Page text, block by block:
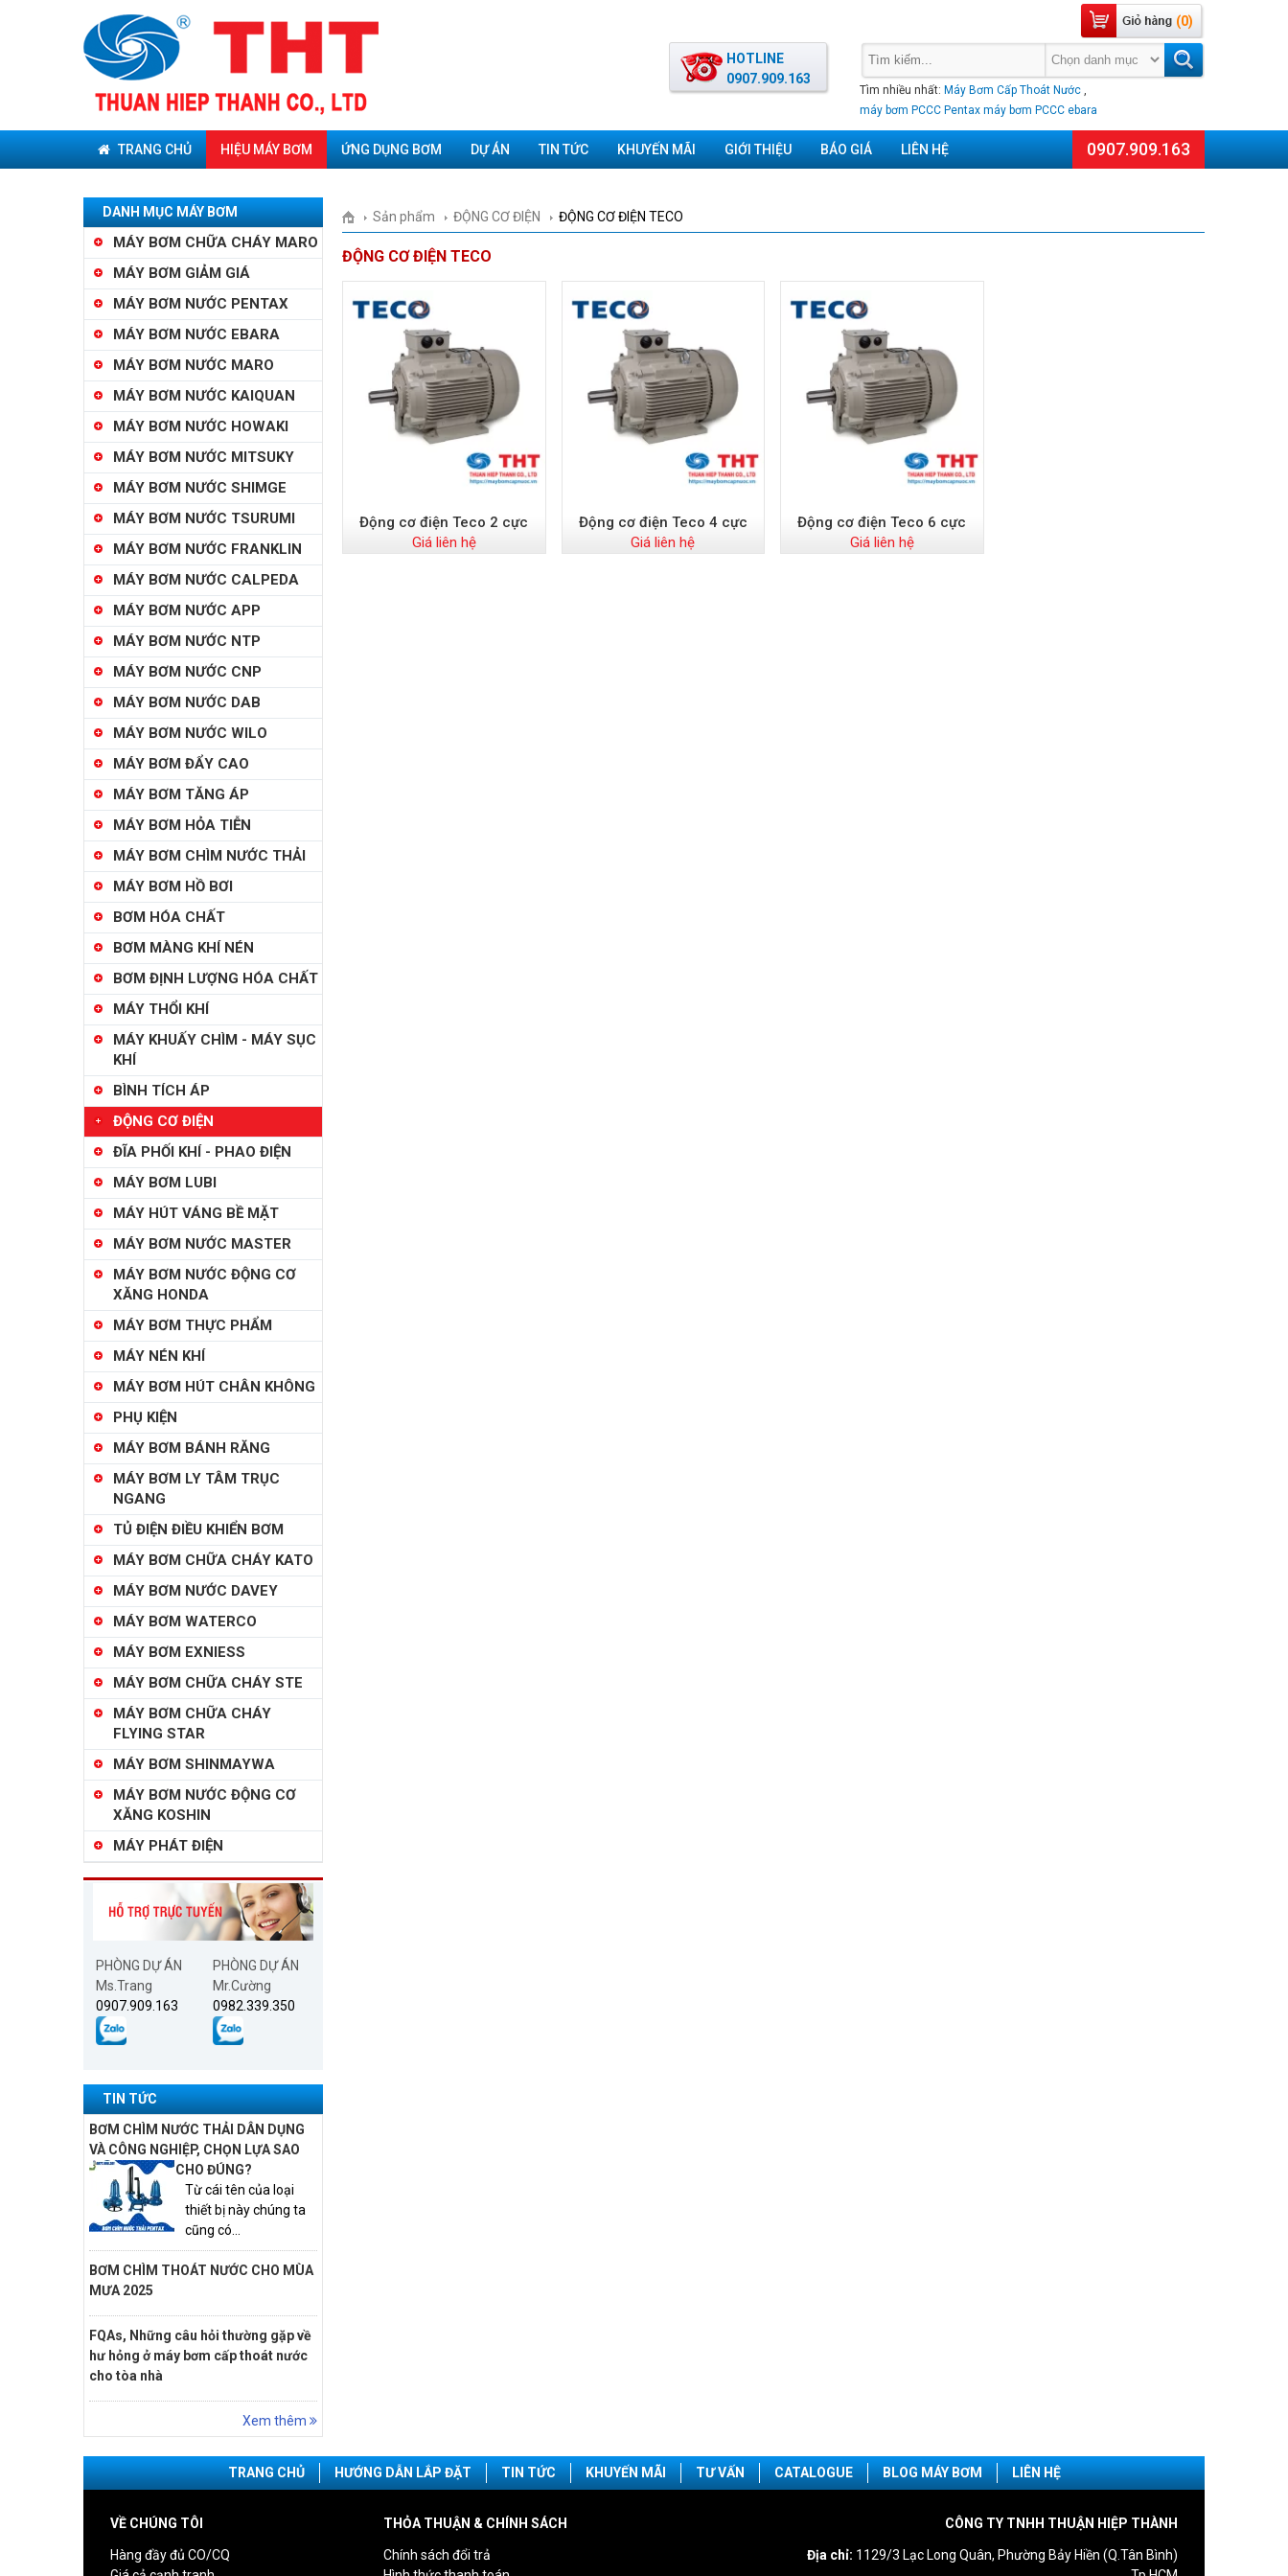
(0)
Tìm nhiều nhất: Máy Bơm Cấp Thoát Nước ,
máy bơm PCCC Pentax máy bơm PCCC ebara
HOTLINE
0907.909.163
TRANG CHỦ HIỆU MÁY BƠM ỨNG DỤNG BƠM DỰ ÁN TIN TỨC KHUYẾN MÃI GIỚI THIỆU BÁO GIÁ LIÊN HỆ 0907.909.163
DANH MỤC MÁY BƠM
MÁY BƠM CHỮA CHÁY MARO
MÁY BƠM GIẢM GIÁ
MÁY BƠM NƯỚC PENTAX
MÁY BƠM NƯỚC EBARA
MÁY BƠM NƯỚC MARO
MÁY BƠM NƯỚC KAIQUAN
MÁY BƠM NƯỚC HOWAKI
MÁY BƠM NƯỚC MITSUKY
MÁY BƠM NƯỚC SHIMGE
MÁY BƠM NƯỚC TSURUMI
MÁY BƠM NƯỚC FRANKLIN
MÁY BƠM NƯỚC CALPEDA
MÁY BƠM NƯỚC APP
MÁY BƠM NƯỚC NTP
MÁY BƠM NƯỚC CNP
MÁY BƠM NƯỚC DAB
MÁY BƠM NƯỚC WILO
MÁY BƠM ĐẨY CAO
MÁY BƠM TĂNG ÁP
MÁY BƠM HỎA TIỄN
MÁY BƠM CHÌM NƯỚC THẢI
MÁY BƠM HỒ BƠI
BƠM HÓA CHẤT
BƠM MÀNG KHÍ NÉN
BƠM ĐỊNH LƯỢNG HÓA CHẤT
MÁY THỔI KHÍ
MÁY KHUẤY CHÌM - MÁY SỤC
KHÍ
BÌNH TÍCH ÁP
ĐỘNG CƠ ĐIỆN
ĐĨA PHỐI KHÍ - PHAO ĐIỆN
MÁY BƠM LUBI
MÁY HÚT VÁNG BỀ MẶT
MÁY BƠM NƯỚC MASTER
MÁY BƠM NƯỚC ĐỘNG CƠ
XĂNG HONDA
MÁY BƠM THỰC PHẨM
MÁY NÉN KHÍ
MÁY BƠM HÚT CHÂN KHÔNG
PHỤ KIỆN
MÁY BƠM BÁNH RĂNG
MÁY BƠM LY TÂM TRỤC
NGANG
TỦ ĐIỆN ĐIỀU KHIỂN BƠM
MÁY BƠM CHỮA CHÁY KATO
MÁY BƠM NƯỚC DAVEY
MÁY BƠM WATERCO
MÁY BƠM EXNIESS
MÁY BƠM CHỮA CHÁY STE
MÁY BƠM CHỮA CHÁY
FLYING STAR
MÁY BƠM SHINMAYWA
MÁY BƠM NƯỚC ĐỘNG CƠ
XĂNG KOSHIN
MÁY PHÁT ĐIỆN
PHÒNG DỰ ÁN
Ms.Trang
0907.909.163
PHÒNG DỰ ÁN
Mr.Cường
0982.339.350
TIN TỨC
BƠM CHÌM NƯỚC THẢI DÂN DỤNG
VÀ CÔNG NGHIỆP, CHỌN LỰA SAO
CHO ĐÚNG?
Từ cái tên của loại
thiết bị này chúng ta
cũng có...
BƠM CHÌM THOÁT NƯỚC CHO MÙA
MƯA 2025
FQAs, Những câu hỏi thường gặp về
hư hỏng ở máy bơm cấp thoát nước
cho tòa nhà
Xem thêm
Sản phẩm ĐỘNG CƠ ĐIỆN ĐỘNG CƠ ĐIỆN TECO
ĐỘNG CƠ ĐIỆN TECO
Động cơ điện Teco 2 cực
Giá liên hệ
Động cơ điện Teco 4 cực
Giá liên hệ
Động cơ điện Teco 6 cực
Giá liên hệ
TRANG CHỦ HƯỚNG DẪN LẮP ĐẶT TIN TỨC KHUYẾN MÃI TƯ VẤN CATALOGUE BLOG MÁY BƠM LIÊN HỆ
VỀ CHÚNG TÔI
Hàng đầy đủ CO/CQ
THỎA THUẬN & CHÍNH SÁCH
Chính sách đổi trả
CÔNG TY TNHH THUẬN HIỆP THÀNH
Địa chỉ: 1129/3 Lạc Long Quân, Phường Bảy Hiền (Q.Tân Bình)